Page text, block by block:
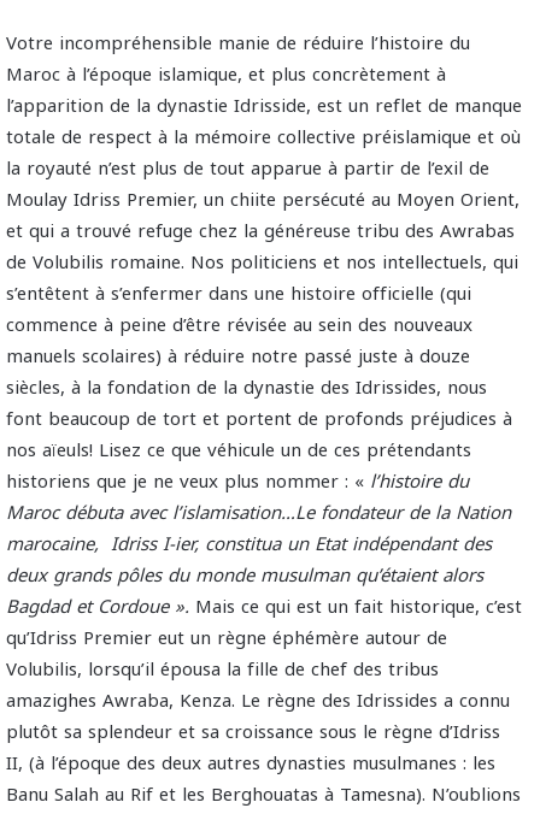
Votre incompréhensible manie de réduire l’histoire du
Maroc à l’époque islamique, et plus concrètement à
l’apparition de la dynastie Idrisside, est un reflet de manque
totale de respect à la mémoire collective préislamique et où
la royauté n’est plus de tout apparue à partir de l’exil de
Moulay Idriss Premier, un chiite persécuté au Moyen Orient,
et qui a trouvé refuge chez la généreuse tribu des Awrabas
de Volubilis romaine. Nos politiciens et nos intellectuels, qui
s’entêtent à s’enfermer dans une histoire officielle (qui
commence à peine d’être révisée au sein des nouveaux
manuels scolaires) à réduire notre passé juste à douze
siècles, à la fondation de la dynastie des Idrissides, nous
font beaucoup de tort et portent de profonds préjudices à
nos aïeuls! Lisez ce que véhicule un de ces prétendants
historiens que je ne veux plus nommer : « l’histoire du
Maroc débuta avec l’islamisation…Le fondateur de la Nation
marocaine, Idriss I-ier, constitua un Etat indépendant des
deux grands pôles du monde musulman qu’étaient alors
Bagdad et Cordoue ». Mais ce qui est un fait historique, c’est
qu’Idriss Premier eut un règne éphémère autour de
Volubilis, lorsqu’il épousa la fille de chef des tribus
amazighes Awraba, Kenza. Le règne des Idrissides a connu
plutôt sa splendeur et sa croissance sous le règne d’Idriss
II, (à l’époque des deux autres dynasties musulmanes : les
Banu Salah au Rif et les Berghouatas à Tamesna). N’oublions